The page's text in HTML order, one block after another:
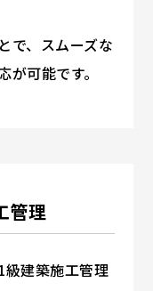
で、スムーズな
可能です。
管理
級建築施工管理